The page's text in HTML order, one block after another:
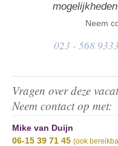
Vragen over deze
Neem contact op met:
Mike van Duijn
06-15 39 71 45 (ook
Neem
023 - 568 9333